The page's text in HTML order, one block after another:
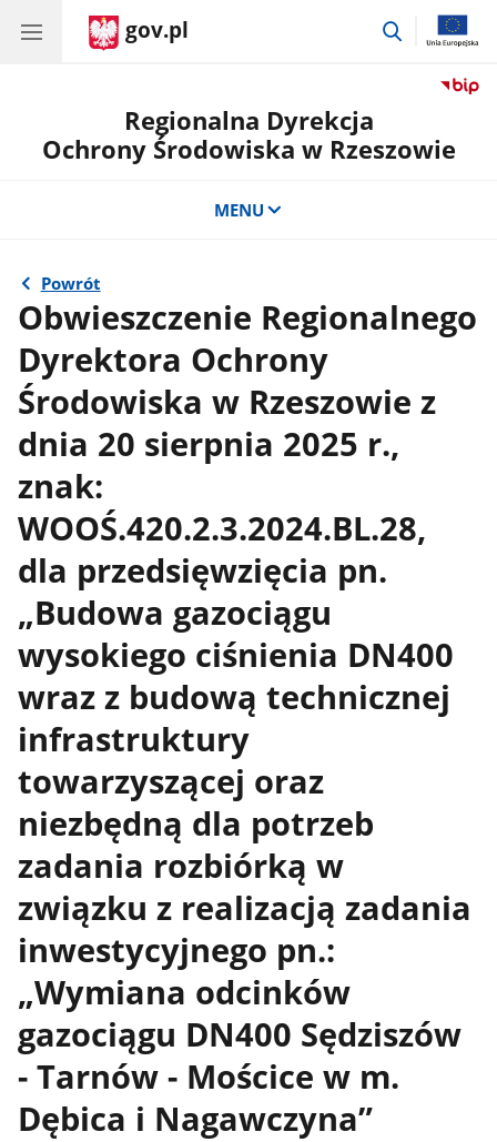
gov.pl
przejdź
Regionalna Dyrekcja
Ochrony Środowiska w Rzeszowie
MENU
Powrót
Obwieszczenie Regionalnego
Dyrektora Ochrony
Środowiska w Rzeszowie z
dnia 20 sierpnia 2025 r.,
znak:
WOOŚ.420.2.3.2024.BL.28,
dla przedsięwzięcia pn.
„Budowa gazociągu
wysokiego ciśnienia DN400
wraz z budową technicznej
infrastruktury
towarzyszącej oraz
niezbędną dla potrzeb
zadania rozbiórką w
związku z realizacją zadania
inwestycyjnego pn.:
„Wymiana odcinków
gazociągu DN400 Sędziszów
- Tarnów - Mościce w m.
Dębica i Nagawczyna”